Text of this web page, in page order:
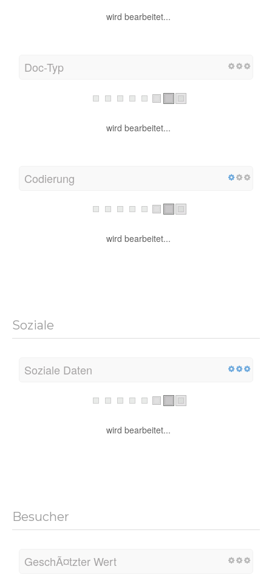
wird bearbeitet...
Doc-Typ
wird bearbeitet...
Codierung
wird bearbeitet...
Soziale
Soziale Daten
wird bearbeitet...
Besucher
GeschÃ¤tzter Wert